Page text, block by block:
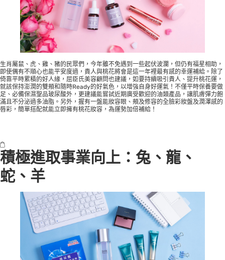
生肖屬鼠、虎、雞、豬的民眾們，今年雖不免遇到一些起伏波瀾，但仍有福星相助，
即使偶有不順心也能平安度過，貴人與桃花將會是這一年裡最有感的幸運補給。除了
倚靠平時累積的好人緣，屈臣氏美容顧問也建議，如要持續吸引貴人、提升桃花運，
就該保持澎潤的雙頰和隨時Ready的好氣色，以增強自身好運氣！不僅平時保養要做
足、必備保濕聖品玻尿酸外，更建議能嘗試近期廣受歡迎的油類產品，讓肌膚彈力飽
滿且不分泌過多油脂。另外，握有一盤能妝容眼、頰及修容的全臉彩妝盤及潤澤感的
唇彩，簡單搭配就能立即擁有桃花妝容，為運勢加倍補給！
積極進取事業向上：兔、龍、
蛇、羊